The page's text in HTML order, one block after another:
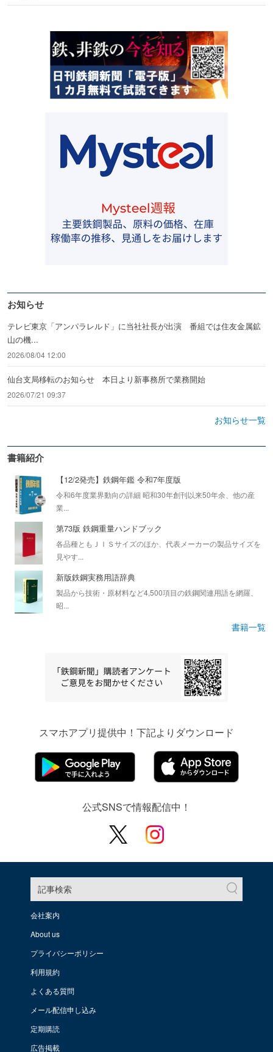
お知らせ
テレビ東京「アンパラレルド」に当社社長が出演 番組では住友金属鉱
山の機...
2026/08/04 12:00
仙台支局移転のお知らせ 本日より新事務所で業務開始
2026/07/21 09:37
お知らせ一覧
書籍紹介
【12/2発売】鉄鋼年鑑 令和7年度版
令和6年度業界動向の詳細 昭和30年創刊以来50年余、他の産
業...
第73版 鉄鋼重量ハンドブック
各品種ともＪＩＳサイズのほか、代表メーカーの製品サイズを
見やす...
新版鉄鋼実務用語辞典
製品から技術・原材料など4,500項目の鉄鋼関連用語を網羅、
昭...
書籍一覧
スマホアプリ提供中！下記よりダウンロード
公式SNSで情報配信中！
記事検索
会社案内
About us
プライバシーポリシー
利用規約
よくある質問
メール配信申し込み
定期購読
広告掲載